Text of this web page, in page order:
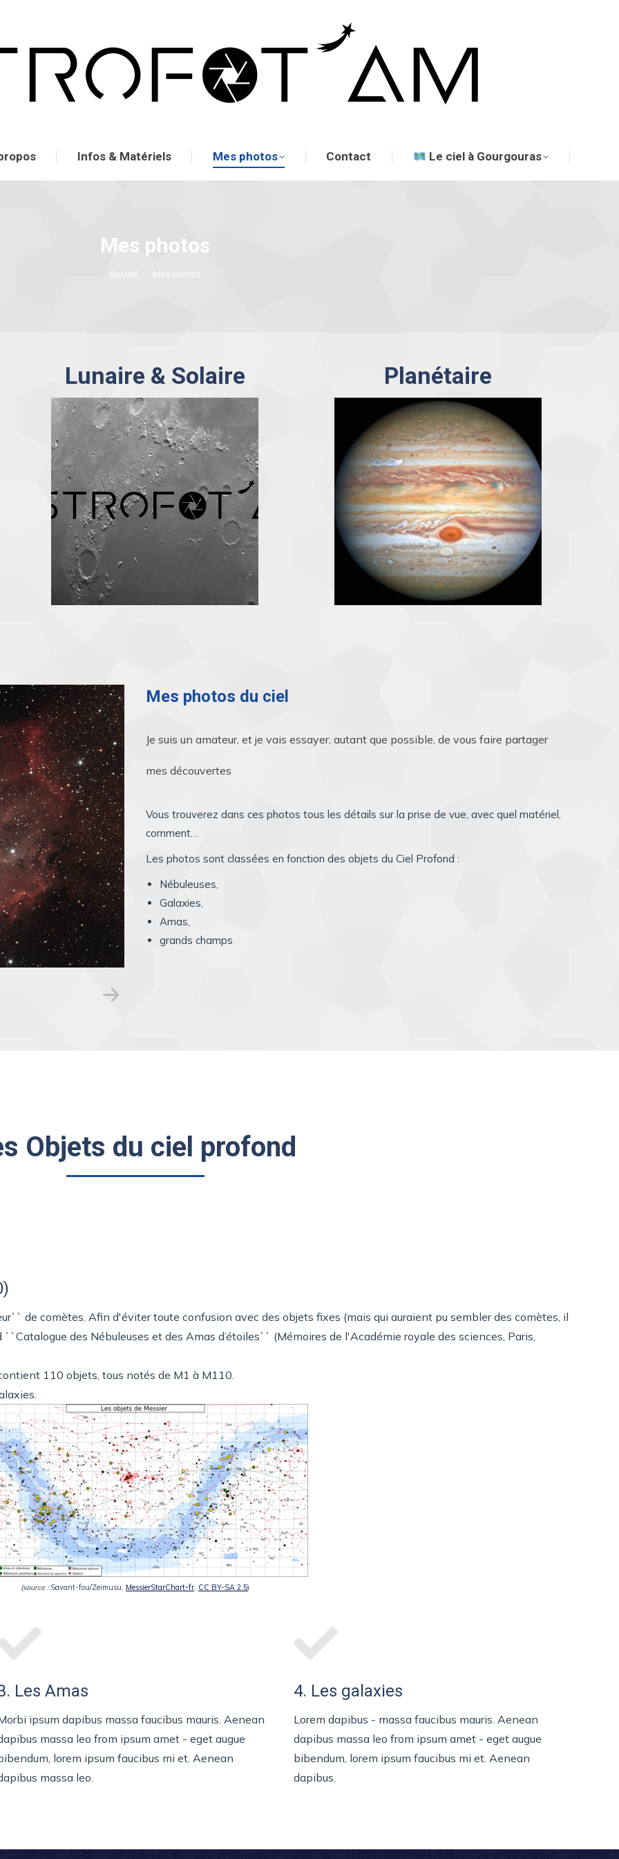
Infos & Matériels Mes photos Contact Le ciel à Gourgouras
Mes photos
Vous êtes ici :
Accueil Mes photos
Lunaire & Solaire Planétaire
Mes photos du ciel
Je suis un amateur, et je vais essayer, autant que possible, de vous faire partager
mes découvertes
Vous trouverez dans ces photos tous les détails sur la prise de vue, avec quel matériel,
comment…
Les photos sont classées en fonction des objets du Ciel Profond :
Nébuleuses,
Galaxies,
Amas,
grands champs
Objets du ciel profond
de comètes. Afin d'éviter toute confusion avec des objets fixes (mais qui auraient pu sembler des comètes, il
des Nébuleuses et des Amas d’étoiles`` (Mémoires de l'Académie royale des sciences, Paris,
110 objets, tous notés de M1 à M110.
(source :Savant-fou/Zeimusu, MessierStarChart-fr, CC BY-SA 2.5)
Les Amas
ipsum dapibus massa faucibus mauris. Aenean
massa leo from ipsum amet - eget augue
lorem ipsum faucibus mi et. Aenean
massa leo.
4. Les galaxies
Lorem dapibus - massa faucibus mauris. Aenean
dapibus massa leo from ipsum amet - eget augue
bibendum, lorem ipsum faucibus mi et. Aenean
dapibus.